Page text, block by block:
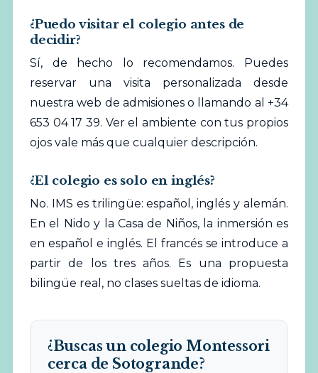
¿Puedo visitar el colegio antes de
decidir?
Sí, de hecho lo recomendamos. Puedes
reservar una visita personalizada desde
nuestra web de admisiones o llamando al +34
653 04 17 39. Ver el ambiente con tus propios
ojos vale más que cualquier descripción.
¿El colegio es solo en inglés?
No. IMS es trilingüe: español, inglés y alemán.
En el Nido y la Casa de Niños, la inmersión es
en español e inglés. El francés se introduce a
partir de los tres años. Es una propuesta
bilingüe real, no clases sueltas de idioma.
¿Buscas un colegio Montessori
cerca de Sotogrande?